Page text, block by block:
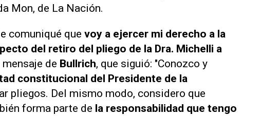
Mon, de La Nación.
comuniqué que voy a ejercer mi derecho a la
del retiro del pliego de la Dra. Michelli a
de Bullrich, que siguió: "Conozco y
constitucional del Presidente de la
pliegos. Del mismo modo, considero que
forma parte de la responsabilidad que tengo